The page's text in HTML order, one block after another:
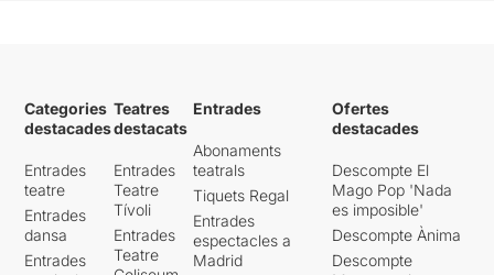
Categories
destacades
Entrades
teatre
Entrades
dansa
Entrades
Teatres
destacats
Entrades
Teatre
Tívoli
Entrades
Teatre
Entrades
Abonaments
teatrals
Tiquets Regal
Entrades
espectacles a
Madrid
Ofertes
destacades
Descompte El
Mago Pop 'Nada
es imposible'
Descompte Ànima
Descompte